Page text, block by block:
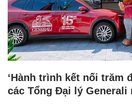
‘Hành trình kết nối trăm
các Tổng Đại lý Generali